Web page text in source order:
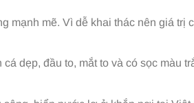
mạnh mẽ. Vì dễ khai thác nên giá trị
dẹp, đầu to, mắt to và có sọc màu